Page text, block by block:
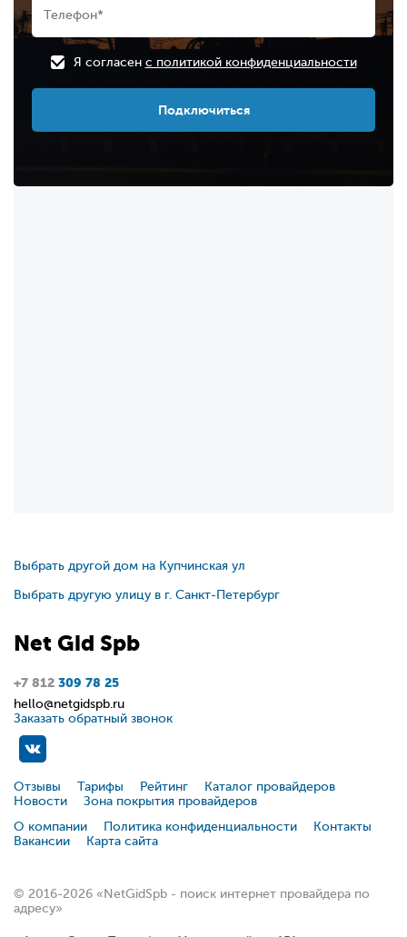
Я согласен с политикой конфиденциальности
Подключиться
Выбрать другой дом на Купчинская ул
Выбрать другую улицу в г. Санкт-Петербург
Net Gid Spb
+7 812 309 78 25
hello@netgidspb.ru
Заказать обратный звонок
Отзывы Тарифы Рейтинг
Каталог провайдеров
Новости
Зона покрытия провайдеров
О компании
Политика конфиденциальности
Контакты
Вакансии
Карта сайта
© 2016-2026 «NetGidSpb - поиск интернет провайдера по
адресу»